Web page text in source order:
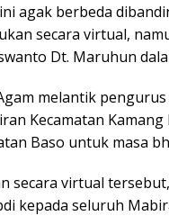
agak berbeda
secara virtual,
Dt. Maruhun
melantik
Kecamatan
Baso untuk masa
secara virtual
kepada seluruh